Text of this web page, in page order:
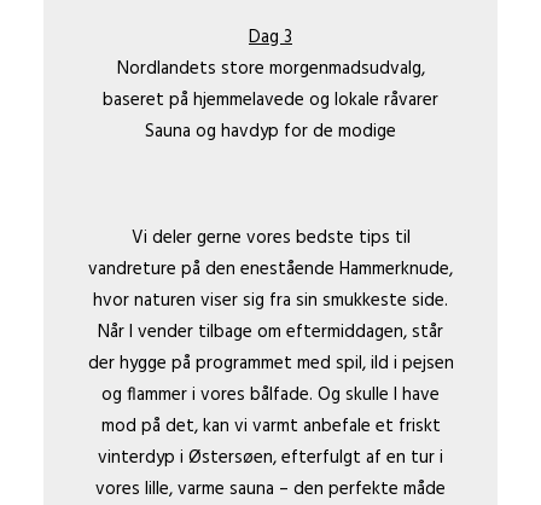
Dag 3
Nordlandets store morgenmadsudvalg,
baseret på hjemmelavede og lokale råvarer
Sauna og havdyp for de modige
Vi deler gerne vores bedste tips til
vandreture på den enestående Hammerknude,
hvor naturen viser sig fra sin smukkeste side.
Når I vender tilbage om eftermiddagen, står
der hygge på programmet med spil, ild i pejsen
og flammer i vores bålfade. Og skulle I have
mod på det, kan vi varmt anbefale et friskt
vinterdyp i Østersøen, efterfulgt af en tur i
vores lille, varme sauna – den perfekte måde